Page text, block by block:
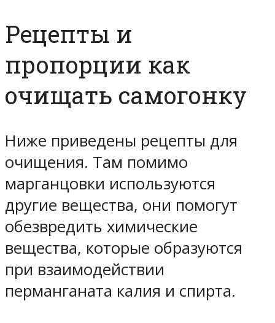
Рецепты и
пропорции как
очищать самогонку
Ниже приведены рецепты для
очищения. Там помимо
марганцовки используются
другие вещества, они помогут
обезвредить химические
вещества, которые образуются
при взаимодействии
перманганата калия и спирта.